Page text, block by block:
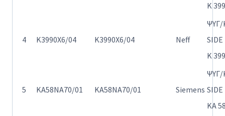
K
4 K3990X6/04 K3990X6/04 Neff
SIDE
K
5 KA58NA70/01 KA58NA70/01 Siemens SIDE
KA